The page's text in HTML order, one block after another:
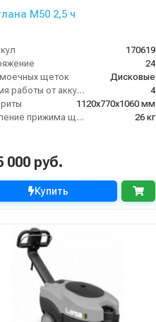
M50 2,5 ч
170619
24
щеток
Дисковые
Время работы от аккумуляторов (ч)
4
1120х770х1060 мм
Давление прижима щеток
26 кг
000 руб.
Купить